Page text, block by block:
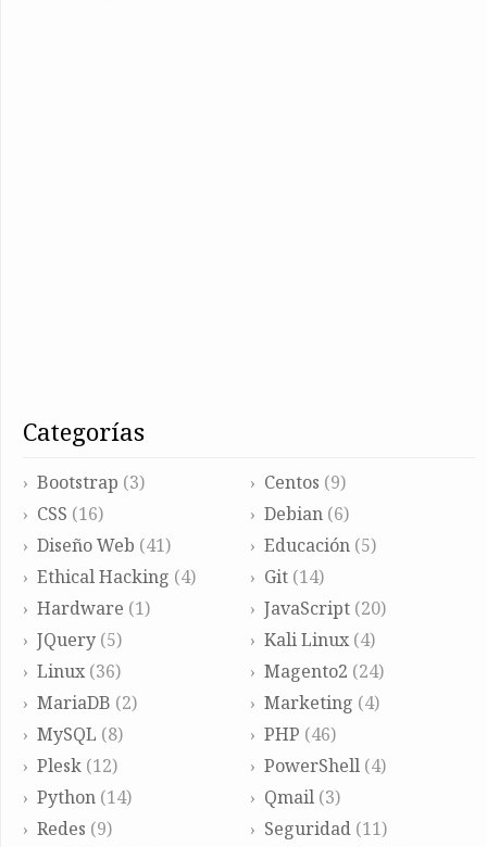
categorías
Bootstrap (3) Centos (9)
CSS (16) Debian(6)
Diseño Web (41) Educación(5)
Ethical Hacking (4) Git(14)
Hardware (1) JavaScript(20)
JQuery (5) Kali Linux(4)
Linux (36) Magento2 (24)
MariaDB (2) Marketing (4)
MySQL (8) PHP (46)
Plesk (12) PowerShell(4)
Python (14) Qmail(3)
Redes (9) Seguridad(11)